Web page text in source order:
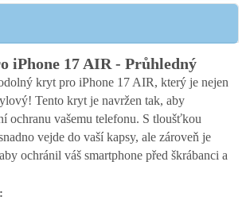
iPhone 17 AIR - Průhledný
kryt pro iPhone 17 AIR, který je nejen
Tento kryt je navržen tak, aby
ochranu vašemu telefonu. S tloušťkou
vejde do vaší kapsy, ale zároveň je
ochránil váš smartphone před škrábanci a